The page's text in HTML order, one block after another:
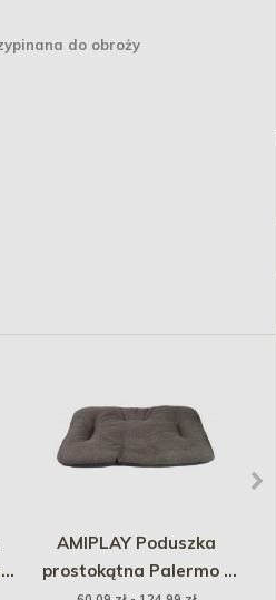
do obroży
AMIPLAY Poduszka
prostokątna Palermo -